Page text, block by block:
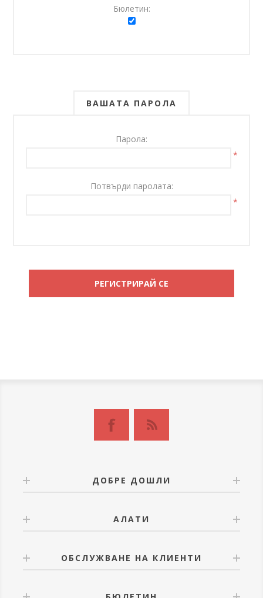
Бюлетин:
ВАШАТА ПАРОЛА
Парола:
*
Потвърди паролата:
*
ДОБРЕ ДОШЛИ
АЛАТИ
ОБСЛУЖВАНЕ НА КЛИЕНТИ